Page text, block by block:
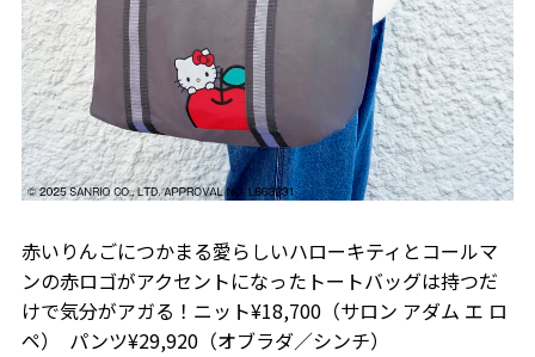
赤いりんごにつかまる愛らしいハローキティとコールマ
ンの赤ロゴがアクセントになったトートバッグは持つだ
けで気分がアガる！ ニット¥18,700（サロン アダム エ ロ
ペ）
パンツ¥29,920（オブラダ／シンチ）